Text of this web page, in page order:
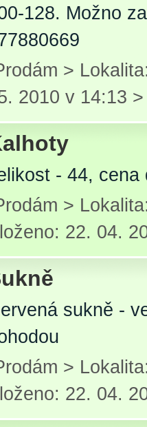
128. Možno
>
2010 v 14:13
- 44, cena
>
22. 04.
sukně -
>
22. 04.